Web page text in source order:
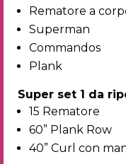
Rematore a
Superman
Commandos
Plank
Super set 1 da
15 Rematore
60” Plank Row
40” Curl con